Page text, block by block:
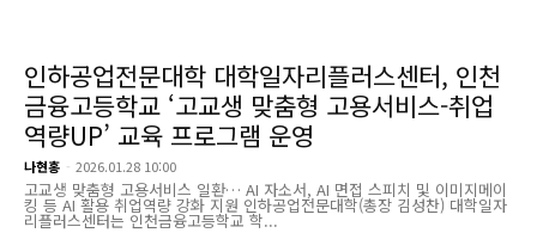
인하공업전문대학 대학일자리플러스센터, 인천
금융고등학교 ‘고교생 맞춤형 고용서비스-취업
역량UP’ 교육 프로그램 운영
나현홍 - 2026.01.28 10:00
고교생 맞춤형 고용서비스 일환… AI 자소서, AI 면접 스피치 및 이미지메이
킹 등 AI 활용 취업역량 강화 지원 인하공업전문대학(총장 김성찬) 대학일자
리플러스센터는 인천금융고등학교 학...